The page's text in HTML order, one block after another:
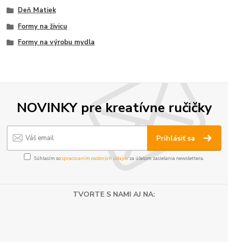
Deň Matiek
Formy na živicu
Formy na výrobu mydla
NOVINKY pre kreatívne ručičky
Prihlásiť sa
Súhlasím sospracovaním osobných údajov za účelom zasielania newslettera.
TVORTE S NAMI AJ NA: